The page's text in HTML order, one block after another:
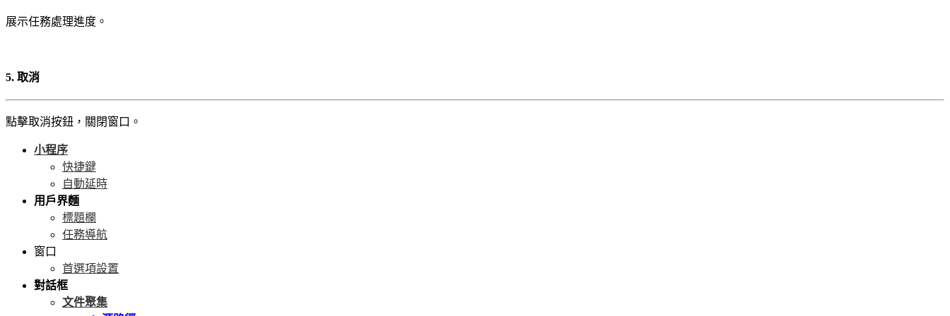
展示任務處理進度。
5. 取消
點擊取消按鈕，關閉窗口。
小程序
快捷鍵
自動延時
用戶界麵
標題欄
任務導航
窗口
首選項設置
對話框
文件聚集